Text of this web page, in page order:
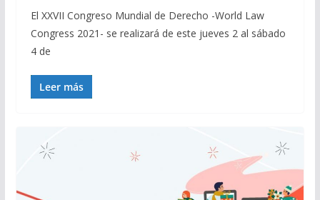
El XXVII Congreso Mundial de Derecho -World Law
Congress 2021- se realizará de este jueves 2 al sábado
4 de
Leer más